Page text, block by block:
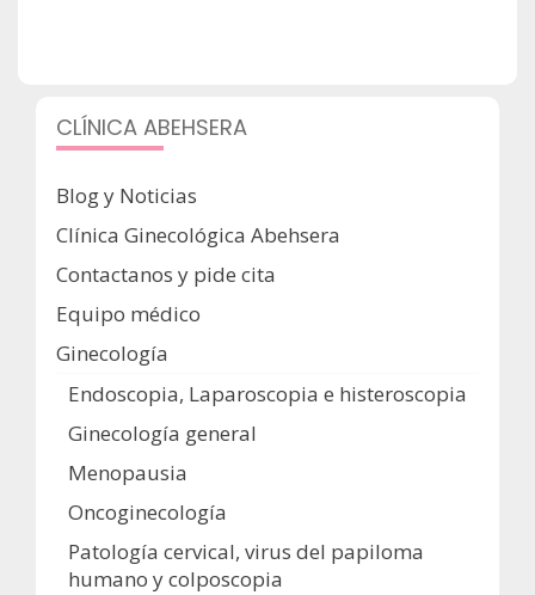
CLÍNICA ABEHSERA
Blog y Noticias
Clínica Ginecológica Abehsera
Contactanos y pide cita
Equipo médico
Ginecología
Endoscopia, Laparoscopia e histeroscopia
Ginecología general
Menopausia
Oncoginecología
Patología cervical, virus del papiloma
humano y colposcopia